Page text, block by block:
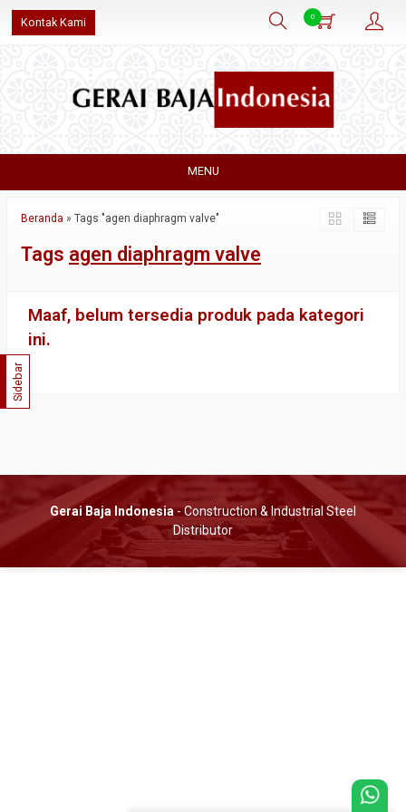
Kontak Kami 0
MENU
Beranda » Tags "agen diaphragm valve"
Tags agen diaphragm valve
Maaf, belum tersedia produk pada kategori
ini.
Sidebar
Gerai Baja Indonesia- Construction & Industrial Steel
Distributor